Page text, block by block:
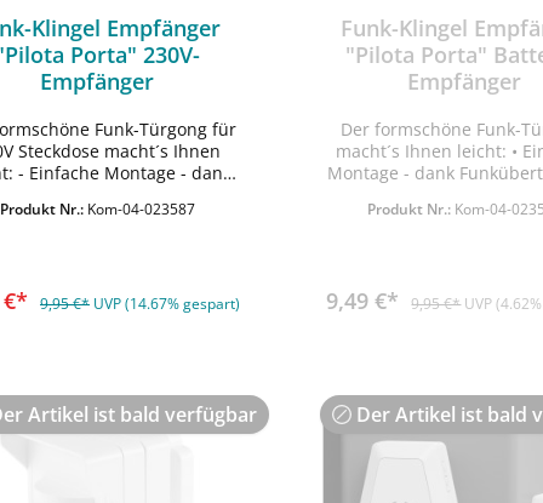
Klingel Empfänger
Porta" 230V-
Empfänger
Funk-Türgong für
Steckdose macht´s Ihnen
dank
notwendig - Gong mit
- Gong: 230V~, 50Hz -
Stecker)
Produkt Nr.: Kom-04-023587
€* 9,95 €* UVP (14.67% gespart)
In den Warenkorb
Funk-Klingel
"Pilota Porta"
Empfänger
Der formschöne Funk-
macht´s Ihnen leicht: • Einfache
Montage - dank
Gong mit zeitgemäßem Design
können bis zu 8 Sender
Produkt Nr.: Kom-04-
9,49 €* 9,95 €* UVP
Artikel ist bald verfügbar Der Artikel ist bald